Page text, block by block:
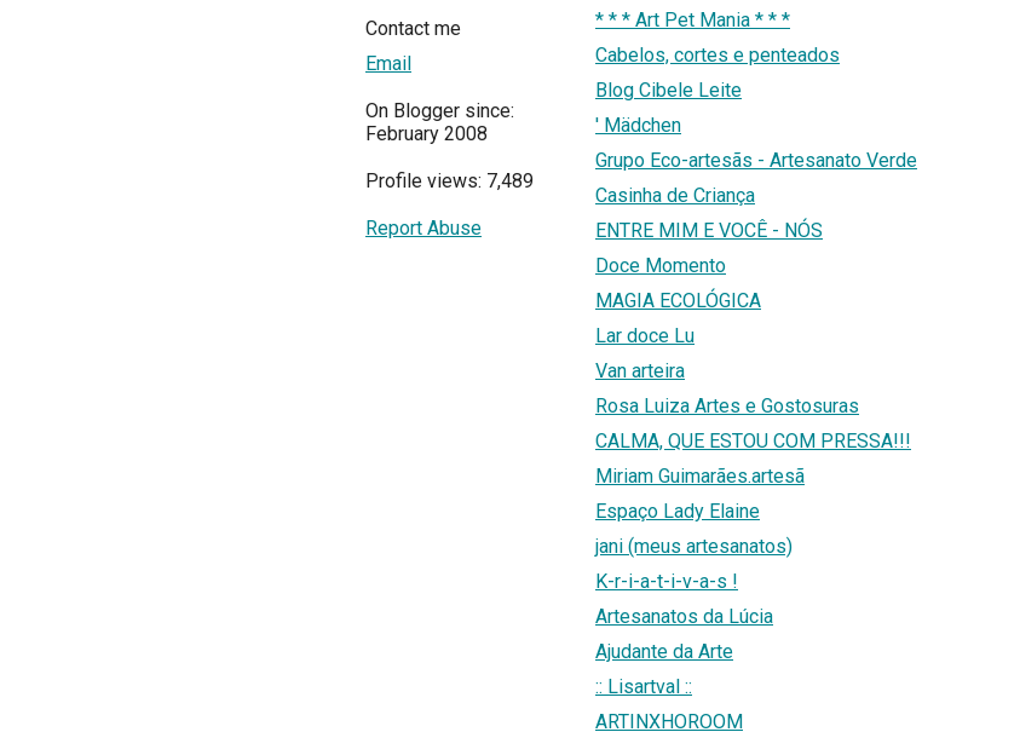
Contact me
Email
On Blogger since:
February 2008
Profile views: 7,489
Report Abuse
* * * Art Pet Mania * * *
Cabelos, cortes e penteados
Blog Cibele Leite
' Mädchen
Grupo Eco-artesãs - Artesanato Verde
Casinha de Criança
ENTRE MIM E VOCÊ - NÓS
Doce Momento
MAGIA ECOLÓGICA
Lar doce Lu
Van arteira
Rosa Luiza Artes e Gostosuras
CALMA, QUE ESTOU COM PRESSA!!!
Miriam Guimarães.artesã
Espaço Lady Elaine
jani (meus artesanatos)
K-r-i-a-t-i-v-a-s !
Artesanatos da Lúcia
Ajudante da Arte
:: Lisartval ::
ARTINXHOROOM